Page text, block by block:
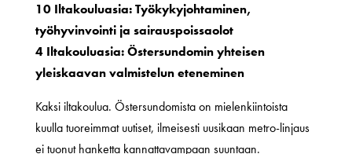
10 Iltakouluasia: Työkykyjohtaminen,
työhyvinvointi ja sairauspoissaolot
4 Iltakouluasia: Östersundomin yhteisen
yleiskaavan valmistelun eteneminen
Kaksi iltakoulua. Östersundomista on mielenkiintoista
kuulla tuoreimmat uutiset, ilmeisesti uusikaan metro-linjaus
ei tuonut hanketta kannattavampaan suuntaan.